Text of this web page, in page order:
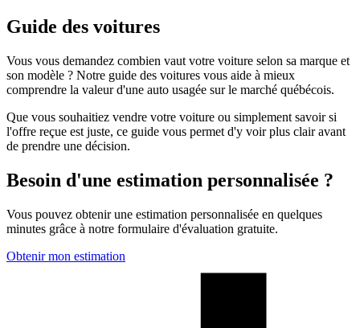
Guide des voitures
Vous vous demandez combien vaut votre voiture selon sa marque et
son modèle ? Notre guide des voitures vous aide à mieux
comprendre la valeur d'une auto usagée sur le marché québécois.
Que vous souhaitiez vendre votre voiture ou simplement savoir si
l'offre reçue est juste, ce guide vous permet d'y voir plus clair avant
de prendre une décision.
Besoin d'une estimation personnalisée ?
Vous pouvez obtenir une estimation personnalisée en quelques
minutes grâce à notre formulaire d'évaluation gratuite.
Obtenir mon estimation